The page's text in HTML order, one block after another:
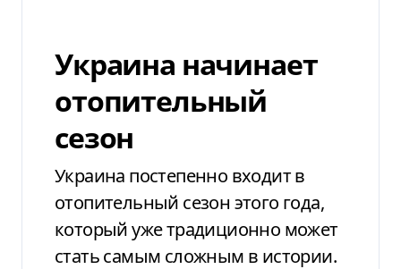
Украина начинает
отопительный
сезон
Украина постепенно входит в
отопительный сезон этого года,
который уже традиционно может
стать самым сложным в истории.